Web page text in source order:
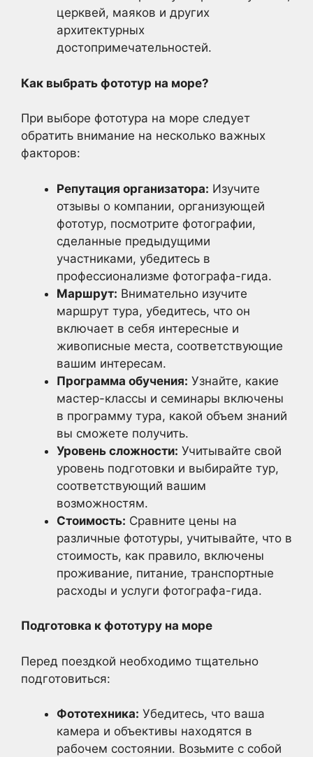
церквей, маяков и других
архитектурных
достопримечательностей.
Как выбрать фототур на море?
При выборе фототура на море следует
обратить внимание на несколько важных
факторов:
Репутация организатора: Изучите
отзывы о компании, организующей
фототур, посмотрите фотографии,
сделанные предыдущими
участниками, убедитесь в
профессионализме фотографа-гида.
Маршрут: Внимательно изучите
маршрут тура, убедитесь, что он
включает в себя интересные и
живописные места, соответствующие
вашим интересам.
Программа обучения: Узнайте, какие
мастер-классы и семинары включены
в программу тура, какой объем знаний
вы сможете получить.
Уровень сложности: Учитывайте свой
уровень подготовки и выбирайте тур,
соответствующий вашим
возможностям.
Стоимость: Сравните цены на
различные фототуры, учитывайте, что в
стоимость, как правило, включены
проживание, питание, транспортные
расходы и услуги фотографа-гида.
Подготовка к фототуру на море
Перед поездкой необходимо тщательно
подготовиться:
Фототехника: Убедитесь, что ваша
камера и объективы находятся в
рабочем состоянии. Возьмите с собой